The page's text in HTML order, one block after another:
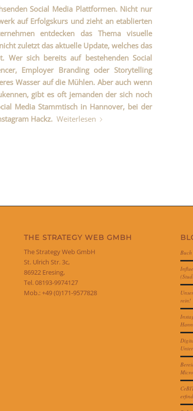
Social Media Plattformen. Nicht nur
auf Erfolgskurs und zieht an etablierten
entdecken das Thema visuelle
zuletzt das aktuelle Update, welches das
Wer sich bereits auf bestehenden Social
Employer Branding oder Storytelling
Wasser auf die Mühlen. Aber auch wenn
gibt es oft jemanden der sich noch
Media Stammtisch in Hannover, bei der
Hackz. Weiterlesen
THE STRATEGY WEB GMBH
The Strategy Web GmbH
St. Ulrich Str. 3c,
86922 Eresing,
Tel. 08193-9974127
Mob.: +49 (0)171-9577828
rein!